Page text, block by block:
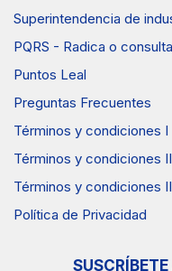
Superintendencia de
PQRS - Radica o
Puntos Leal
Preguntas Frecuentes
Términos y condiciones I
Términos y condiciones
Términos y condiciones
Política de Privacidad